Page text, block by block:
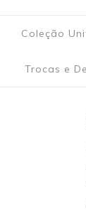
Coleção
Trocas e